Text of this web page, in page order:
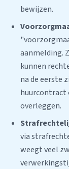
bewijzen.
aanmelding.
kunnen
na de eerste
huurcontract
overleggen.
via
weegt veel